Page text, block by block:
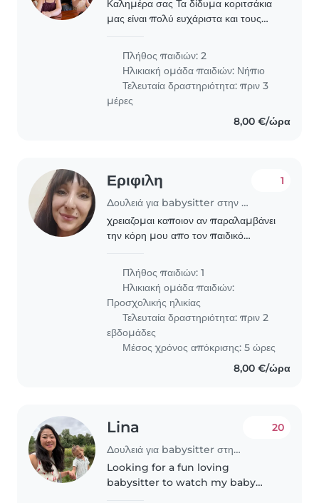
Καλημέρα σας Τα δίδυμα κοριτσάκια
μας είναι πολύ ευχάριστα και τους
νταντά για αρχή τις ημέρες Σάββατο ,
Κυριακή και Δευτέρα από τις 10:00
μέχρι τις..
Πλήθος παιδιών: 2
Ηλικιακή ομάδα παιδιών: Νήπιο
Τελευταία δραστηριότητα: πριν 3
μέρες
8,00 €/ώρα
Εριφιλη
Δουλειά για babysitter στην περιοχή Αθήνα
1
χρειαζομαι καποιον αν παραλαμβάνει
την κόρη μου απο τον παιδικό
την φέρνει στον Περισσο. Κατα
προτιμηση να έχει αυτοκίνητο αλλιώε
ς με λεωφορείο,είναι..
Πλήθος παιδιών: 1
Ηλικιακή ομάδα παιδιών:
Προσχολικής ηλικίας
Τελευταία δραστηριότητα: πριν 2
εβδομάδες
Μέσος χρόνος απόκρισης: 5 ώρες
8,00 €/ώρα
Lina
Δουλειά για babysitter στην περιοχή Αθήνα
20
Looking for a fun loving
babysitter to watch my baby